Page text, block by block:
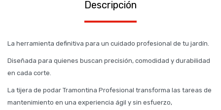
Descripción
La herramienta definitiva para un cuidado profesional de tu jardín.
Diseñada para quienes buscan precisión, comodidad y durabilidad
en cada corte.
La tijera de podar Tramontina Profesional transforma las tareas de
mantenimiento en una experiencia ágil y sin esfuerzo,